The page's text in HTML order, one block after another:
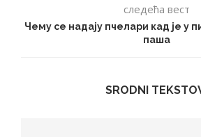
следећа вест
Чему се надају пчелари кад је у
паша
SRODNI